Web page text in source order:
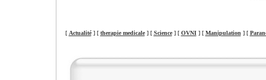
[ Actualité] [ therapie medicale] [ Science] [ OVNI] [ Manipulation ] [